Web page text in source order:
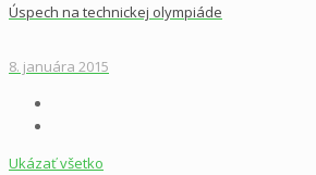
Úspech na technickej olympiáde
8. januára 2015
Ukázať všetko